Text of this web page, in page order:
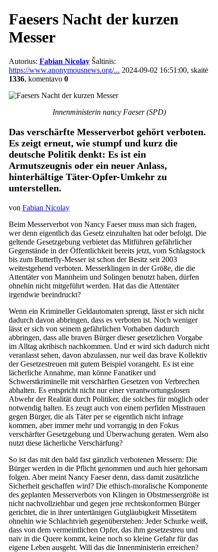
Faesers Nacht der kurzen
Messer
Autorius: Fabian Nicolay Šaltinis:
https://www.anonymousnews.org/... 2024-09-02 16:51:00, skaitė
1336, komentavo 0
Innenministerin nancy Faeser (SPD)
Das verschärfte Messerverbot gehört verboten.
Es zeigt erneut, wie stumpf und kurz die
deutsche Politik denkt: Es ist ein
Armutszeugnis oder ein neuer Anlass,
hinterhältige Täter-Opfer-Umkehr zu
unterstellen.
von Fabian Nicolay
Beim Messerverbot von Nancy Faeser muss man sich fragen,
wer denn eigentlich das Gesetz einzuhalten hat oder befolgt. Die
geltende Gesetzgebung verbietet das Mitführen gefährlicher
Gegenstände in der Öffentlichkeit bereits jetzt, vom Schlagstock
bis zum Butterfly-Messer ist schon der Besitz seit 2003
weitestgehend verboten. Messerklingen in der Größe, die die
Attentäter von Mannheim und Solingen benutzt haben, dürfen
ohnehin nicht mitgeführt werden. Hat das die Attentäter
irgendwie beeindruckt?
Wenn ein Krimineller Geldautomaten sprengt, lässt er sich nicht
dadurch davon abbringen, dass es verboten ist. Noch weniger
lässt er sich von seinem gefährlichen Vorhaben dadurch
abbringen, dass alle braven Bürger dieser gesetzlichen Vorgabe
im Alltag akribisch nachkommen. Und er wird sich dadurch nicht
veranlasst sehen, davon abzulassen, nur weil das brave Kollektiv
der Gesetzestreuen mit gutem Beispiel vorangeht. Es ist eine
lächerliche Annahme, man könne Fanatiker und
Schwerstkriminelle mit verschärften Gesetzen von Verbrechen
abhalten. Es entspricht nicht nur einer verantwortungslosen
Abwehr der Realität durch Politiker, die solches für möglich oder
notwendig halten. Es zeugt auch von einem perfiden Misstrauen
gegen Bürger, die als Täter per se eigentlich nicht infrage
kommen, aber immer mehr und vorrangig in den Fokus
verschärfter Gesetzgebung und Überwachung geraten. Wem also
nutzt diese lächerliche Verschärfung?
So ist das mit den bald fast gänzlich verbotenen Messern: Die
Bürger werden in die Pflicht genommen und auch hier gehorsam
folgen. Aber meint Nancy Faeser denn, dass damit zusätzliche
Sicherheit geschaffen wird? Die ethisch-moralische Komponente
des geplanten Messerverbots von Klingen in Obstmessergröße ist
nicht nachvollziehbar und gegen jene rechtskonformen Bürger
gerichtet, die in ihrer untertänigen Gutgläubigkeit Missetätern
ohnehin wie Schlachtvieh gegenüberstehen: Jeder Schurke weiß,
dass von dem vermeintlichen Opfer, das ihm gesetzestreu und
naiv in die Quere kommt, keine noch so kleine Gefahr für das
eigene Leben ausgeht. Will das die Innenministerin erreichen?